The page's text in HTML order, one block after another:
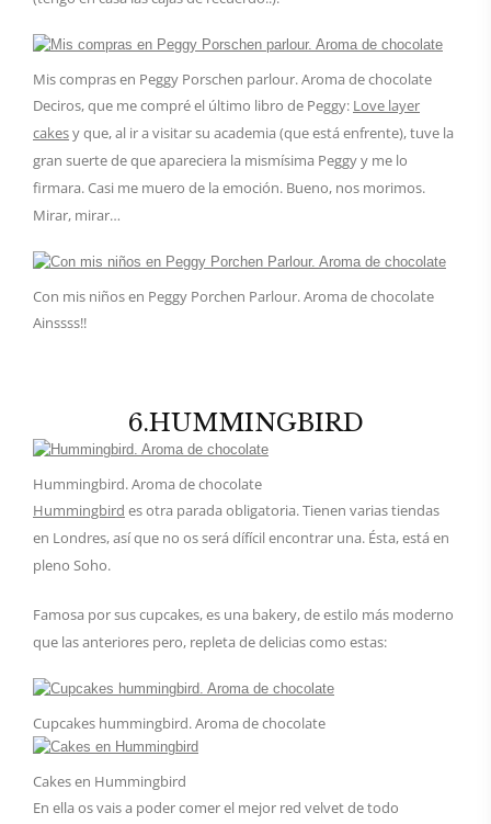
Mis compras en Peggy Porschen parlour. Aroma de chocolate
Deciros, que me compré el último libro de Peggy: Love layer
cakesy que, al ir a visitar su academia (que está enfrente), tuve la
gran suerte de que apareciera la mismísima Peggy y me lo
firmara. Casi me muero de la emoción. Bueno, nos morimos.
Mirar, mirar…
Con mis niños en Peggy Porchen Parlour. Aroma de chocolate
Ainssss!!
6.HUMMINGBIRD
Hummingbird. Aroma de chocolate
Hummingbird es otra parada obligatoria. Tienen varias tiendas
en Londres, así que no os será dífícil encontrar una. Ésta, está en
pleno Soho.
Famosa por sus cupcakes, es una bakery, de estilo más moderno
que las anteriores pero, repleta de delicias como estas:
Cupcakes hummingbird. Aroma de chocolate
Cakes en Hummingbird
En ella os vais a poder comer el mejor red velvet de todo